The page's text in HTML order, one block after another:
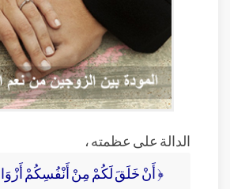
الدالة على عظمته ،
﴿ أَنْ خَلَقَ لَكُمْ مِنْ أَنْفُسِكُمْ